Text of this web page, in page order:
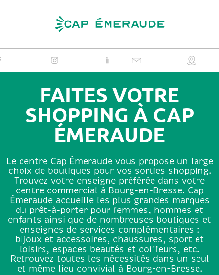
FAITES VOTRE
SHOPPING À CAP
ÉMERAUDE
Le centre Cap Émeraude vous propose un large
choix de boutiques pour vos sorties shopping.
Trouvez votre enseigne préférée dans votre
centre commercial à Bourg-en-Bresse. Cap
Émeraude accueille les plus grandes marques
du prêt-à-porter pour femmes, hommes et
enfants ainsi que de nombreuses boutiques et
enseignes de services complémentaires :
bijoux et accessoires, chaussures, sport et
loisirs, espaces beautés et coiffeurs, etc.
Retrouvez toutes les nécessités dans un seul
et même lieu convivial à Bourg-en-Bresse.